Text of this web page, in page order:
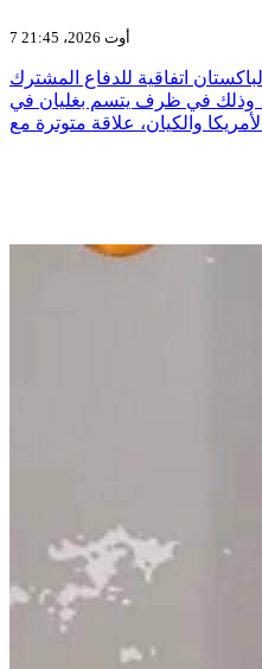
7 أوت 2026، 21:45
اتفاقية للدفاع المشترك
وذلك في ظرف يتسم بغليان في